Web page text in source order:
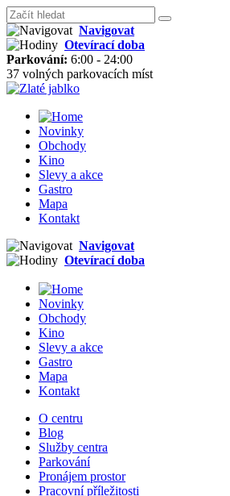
Navigovat
Otevírací doba
Parkování: 6:00 - 24:00
37 volných parkovacích míst
Novinky
Obchody
Kino
Slevy a akce
Gastro
Mapa
Kontakt
Navigovat
Otevírací doba
Novinky
Obchody
Kino
Slevy a akce
Gastro
Mapa
Kontakt
O centru
Blog
Služby centra
Parkování
Pronájem prostor
Pracovní příležitosti